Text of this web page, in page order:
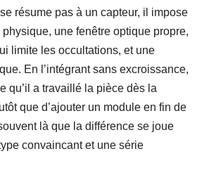
résume pas à un capteur, il impose
une fenêtre optique propre,
limite les occultations, et une
En l’intégrant sans excroissance,
qu’il a travaillé la pièce dès la
que d’ajouter un module en fin de
là que la différence se joue
convaincant et une série